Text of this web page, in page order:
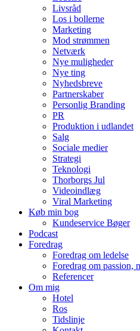
Livsråd
Los i bollerne
Marketing
Mod strømmen
Netværk
Nye muligheder
Nye ting
Nyhedsbreve
Partnerskaber
Personlig Branding
PR
Produktion i udlandet
Salg
Sociale medier
Strategi
Teknologi
Thorborgs Jul
Videoindlæg
Viral Marketing
Køb min bog
Kundeservice Bøger
Podcast
Foredrag
Foredrag om ledelse
Foredrag om passion,
Referencer
Om mig
Hotel
Ros
Tidslinje